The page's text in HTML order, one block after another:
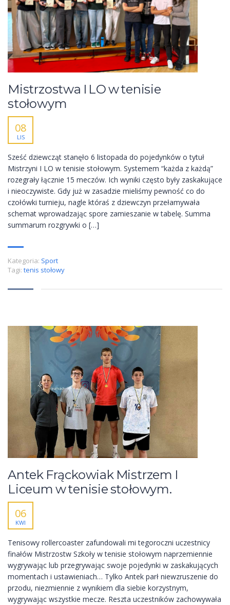
Mistrzostwa I LO w tenisie
stołowym
08
LIS
Sześć dziewcząt stanęło 6 listopada do pojedynków o tytuł
Mistrzyni I LO w tenisie stołowym. Systemem “każda z każdą”
rozegrały łącznie 15 meczów. Ich wyniki często były zaskakujące
i nieoczywiste. Gdy już w zasadzie mieliśmy pewność co do
czołówki turnieju, nagle któraś z dziewczyn przełamywała
schemat wprowadzając spore zamieszanie w tabelę. Summa
summarum rozgrywki o […]
Kategoria: Sport
Tagi: tenis stołowy
Antek Frąckowiak Mistrzem I
Liceum w tenisie stołowym.
06
KWI
Tenisowy rollercoaster zafundowali mi tegoroczni uczestnicy
finałów Mistrzostw Szkoły w tenisie stołowym naprzemiennie
wygrywając lub przegrywając swoje pojedynki w zaskakujących
momentach i ustawieniach… Tylko Antek parł niewzruszenie do
przodu, niezmiennie z wynikiem dla siebie korzystnym,
wygrywając wszystkie mecze. Reszta uczestników zachowywała